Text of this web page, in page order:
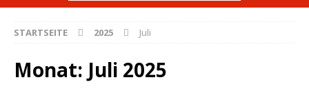
STARTSEITE 2025 Juli
Monat: Juli 2025